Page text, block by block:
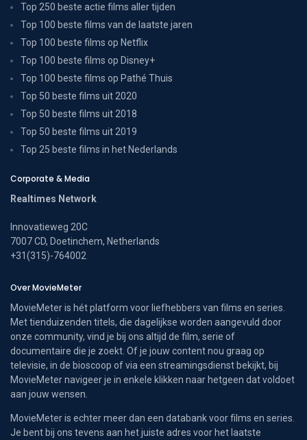
Top 250 beste actie films aller tijden
Top 100 beste films van de laatste jaren
Top 100 beste films op Netflix
Top 100 beste films op Disney+
Top 100 beste films op Pathé Thuis
Top 50 beste films uit 2020
Top 50 beste films uit 2018
Top 50 beste films uit 2019
Top 25 beste films in het Nederlands
Corporate & Media
Realtimes Network
Innovatieweg 20C
7007 CD, Doetinchem, Netherlands
+31(315)-764002
Over MovieMeter
MovieMeter is hét platform voor liefhebbers van films en series.
Met tienduizenden titels, die dagelijkse worden aangevuld door
onze community, vind je bij ons altijd de film, serie of
documentaire die je zoekt. Of je jouw content nou graag op
televisie, in de bioscoop of via een streamingsdienst bekijkt, bij
MovieMeter navigeer je in enkele klikken naar hetgeen dat voldoet
aan jouw wensen.
MovieMeter is echter meer dan een databank voor films en series.
Je bent bij ons tevens aan het juiste adres voor het laatste